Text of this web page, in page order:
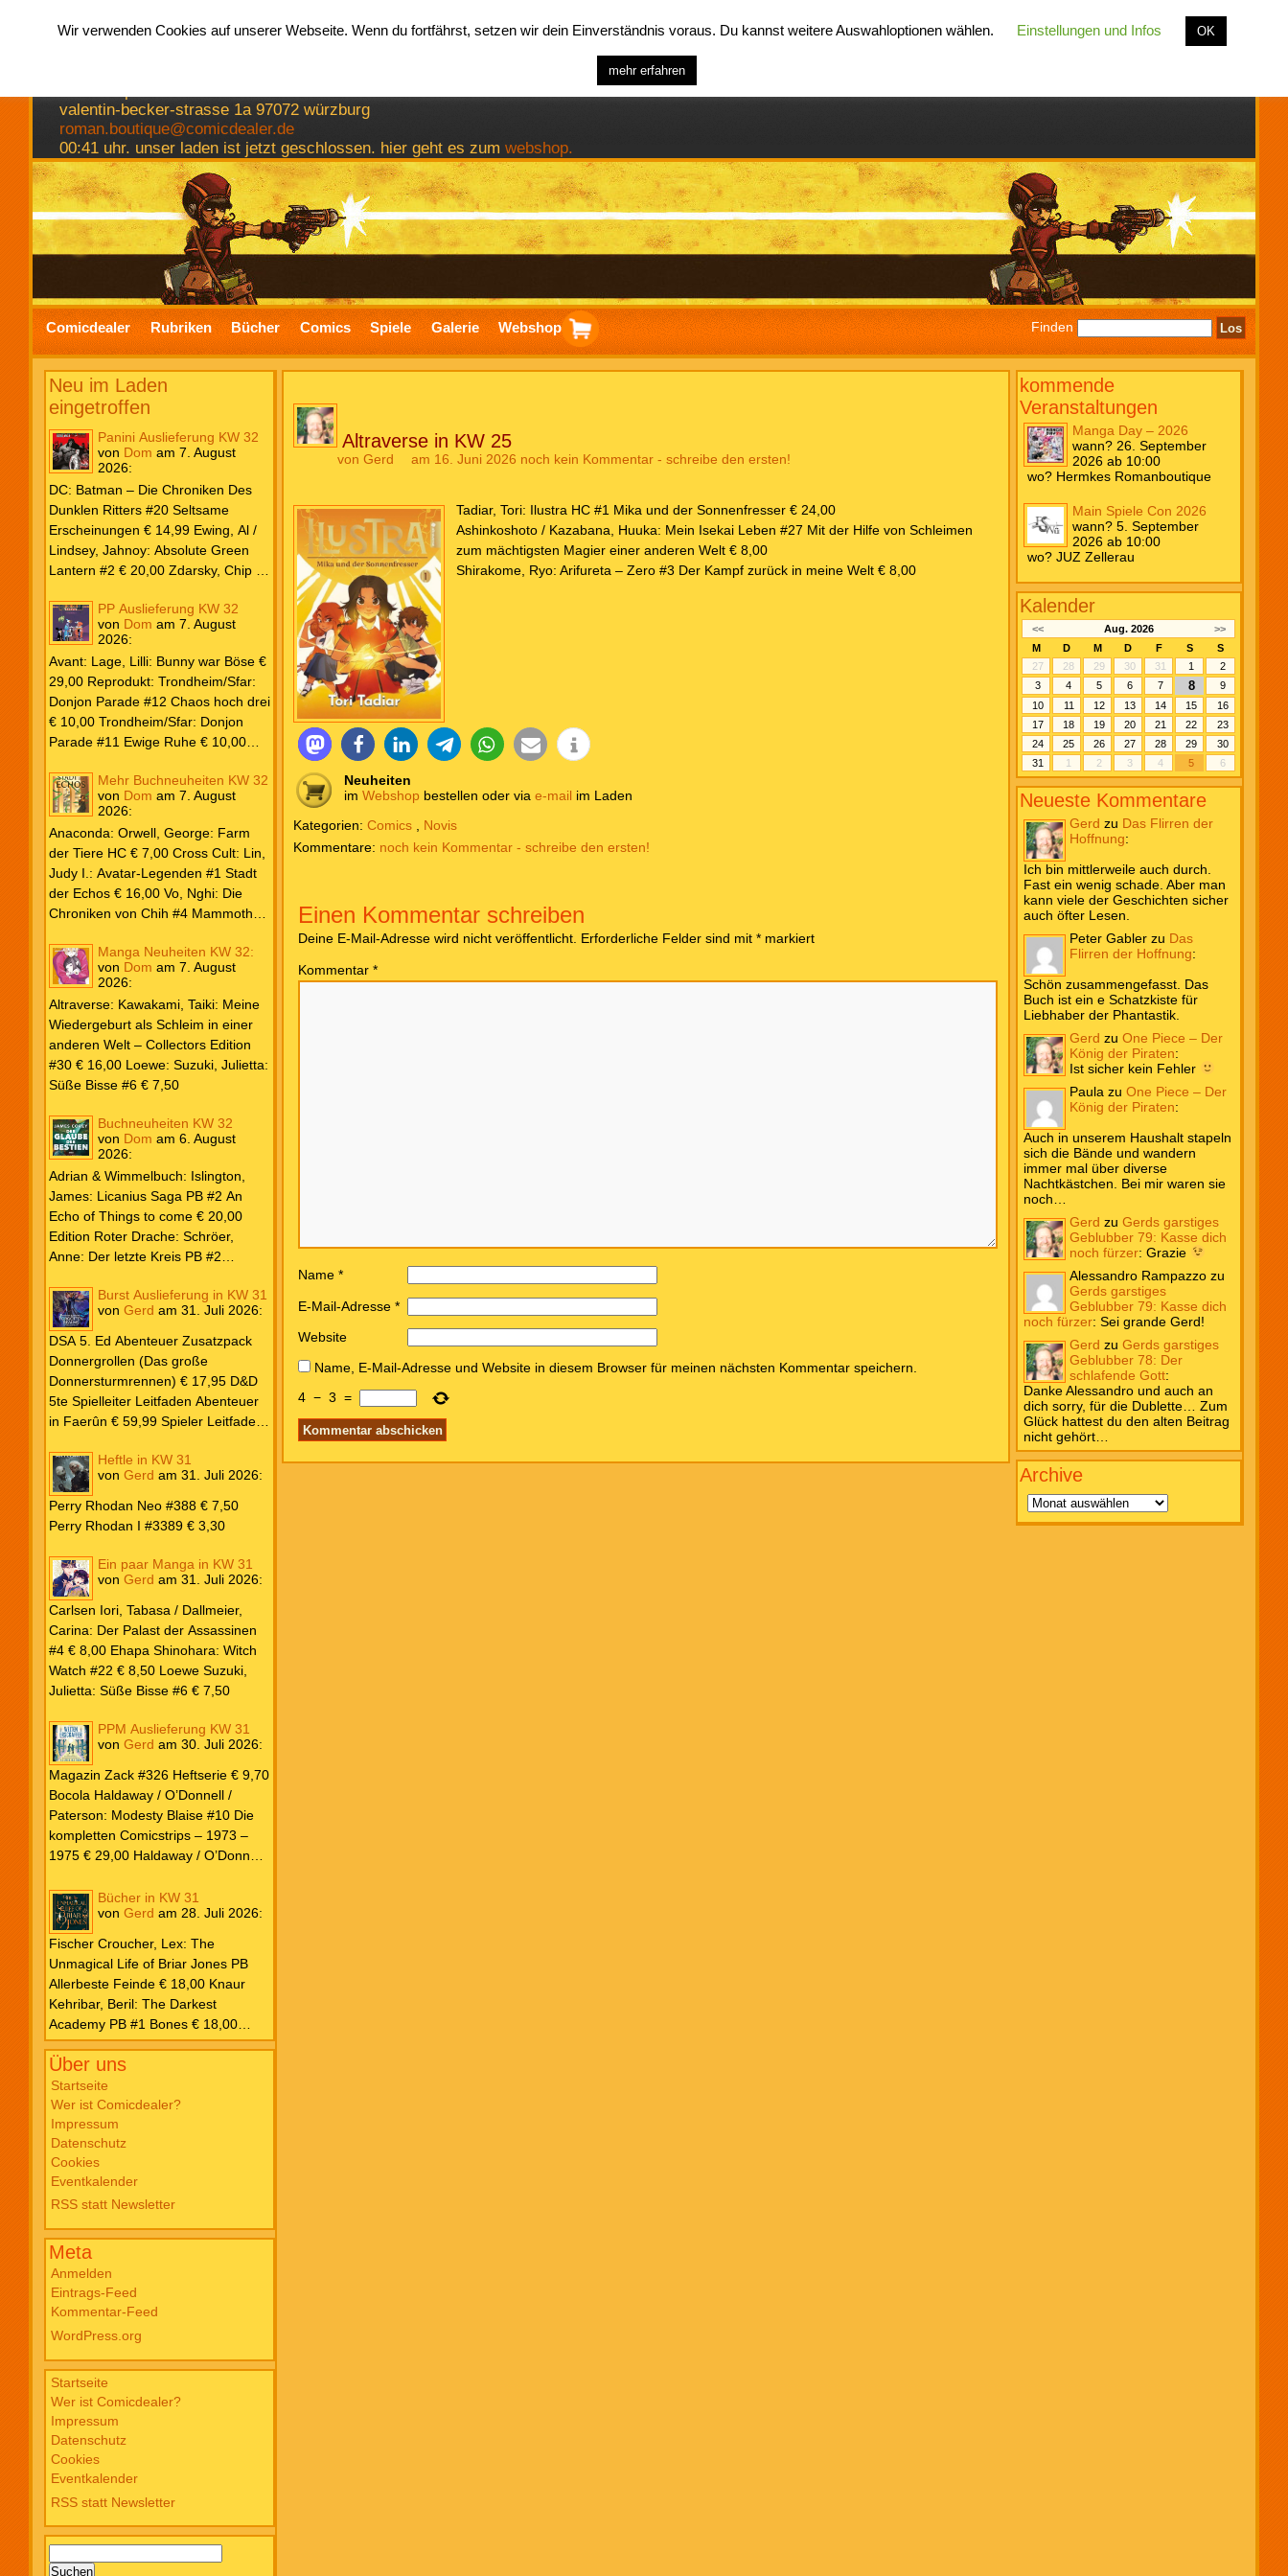
valentin-becker-strasse 1a 97072 würzburg
roman.boutique@comicdealer.de
00:41 uhr. unser laden ist jetzt geschlossen. hier geht es zum webshop.
Comicdealer Rubriken Bücher Comics Spiele Galerie Webshop Finden
Neu im Laden
eingetroffen
Panini Auslieferung KW 32
von Dom am 7. August
2026:
DC: Batman – Die Chroniken Des
Dunklen Ritters #20 Seltsame
Erscheinungen € 14,99 Ewing, Al /
Lindsey, Jahnoy: Absolute Green
Lantern #2 € 20,00 Zdarsky, Chip /
Paperback #4 € 35,00 Watters, Dan;
Soy, Dexter: Nightwing 2024 #7 €
Rafa: Absolute Superman #5 € 9,99
Marvel: Marvel Origins Collection
HC #74 Daredevil 7 € 14,99 Ewing,
Al / Gomez, Carlos: Venom (2025)
#3 € 20,00 Andrews, Kaare /
Guggenheim, Marc: Spider-Man &
Wolverine #3 € 9,99 North, Ryan /
Carratu, Vincenzo: Hulk macht alles
kaputt! € 16,00 Ewing, Al / Walker,
Kevin / Various: Marvel – Schwarz
Weiß & Blut #8 … und Gedärme €
26,00 Buscema, Sal / Dematteis, J.
M.: Spektakuläre Spider-Man – Die
#31 € 5,99 Spider-Man 2025 #9
Angriff der Aliens € 7,99
PP Auslieferung KW 32
von Dom am 7. August
2026:
Avant: Lage, Lilli: Bunny war Böse €
29,00 Reprodukt: Trondheim/Sfar:
Donjon Parade #12 Chaos hoch drei
€ 10,00 Trondheim/Sfar: Donjon
Parade #11 Ewige Ruhe € 10,00
Neuedition € 35,00 Zauberstern
Comics: Ben’s Bande #4 Aug 2026
Mehr Buchneuheiten KW 32
von Dom am 7. August
2026:
Anaconda: Orwell, George: Farm
der Tiere HC € 7,00 Cross Cult: Lin,
Judy I.: Avatar-Legenden #1 Stadt
der Echos € 16,00 Vo, Nghi: Die
Chroniken von Chih #4 Mammoths
Drache: Schröer, Anne: Der letzte
Kreis PB #2 Erwachen € 18,00
Dragonblood Academy HC #2 …to
kill a Monster € 25,00 Heyne: Bähr,
Emily: Tainted Vows – Gods of New
Olympia PB € 17,00 Kim, Sophie:
Fate’s Thread-Reihe PB #2 Der Gott
und der Geist € 17,00 Vonnegut,
Kurt: Katzenwiege PB € 17,00
Corey, James: The Captive’s War
HC #2 Der Glaube der Bestien €
24,00 Piper: Yang, Neon: Die letzte
Tochter der Drachen PB € 18,00
Manga Neuheiten KW 32:
von Dom am 7. August
2026:
Altraverse: Kawakami, Taiki: Meine
Wiedergeburt als Schleim in einer
anderen Welt – Collectors Edition
#30 € 16,00 Loewe: Suzuki, Julietta:
Süße Bisse #6 € 7,50
Buchneuheiten KW 32
von Dom am 6. August
2026:
Adrian & Wimmelbuch: Islington,
James: Licanius Saga PB #2 An
Echo of Things to come € 20,00
Edition Roter Drache: Schröer,
Anne: Der letzte Kreis PB #2
Frank: Der Pandora-Zyklus PB #1
Die Reise nach Pandora € 16,00
Corey, James: The Captive’s War
HC #2 Der Glaube der Bestien €
24,00 Loewe: Suzuki, Julietta: Süße
Bisse #6 € 7,50
Burst Auslieferung in KW 31
von Gerd am 31. Juli 2026:
DSA 5. Ed Abenteuer Zusatzpack
Donnergrollen (Das große
Donnersturmrennen) € 17,95 D&D
5te Spielleiter Leitfaden Abenteuer
in Faerûn € 59,99 Spieler Leitfaden
Heftle in KW 31
von Gerd am 31. Juli 2026:
Perry Rhodan Neo #388 € 7,50
Perry Rhodan I #3389 € 3,30
Ein paar Manga in KW 31
von Gerd am 31. Juli 2026:
Carlsen Iori, Tabasa / Dallmeier,
Carina: Der Palast der Assassinen
#4 € 8,00 Ehapa Shinohara: Witch
Watch #22 € 8,50 Loewe Suzuki,
Julietta: Süße Bisse #6 € 7,50
PPM Auslieferung KW 31
von Gerd am 30. Juli 2026:
Magazin Zack #326 Heftserie € 9,70
Bocola Haldaway / O’Donnell /
Paterson: Modesty Blaise #10 Die
kompletten Comicstrips – 1973 –
1975 € 29,00 Haldaway / O’Donnell
kompletten Comicstrips – 1972 –
1973 € 29,00 Knesebeck Hendrix,
John: Die Weltenerschaffer Die
fantastische Freundschaft von C.S.
Lewis & J.R.R. Tolkien € 30,00
Weissblech Luba Wolfsschwanz #22
€ 4,90 Horror Schocker #81 € 4,90
Bücher in KW 31
von Gerd am 28. Juli 2026:
Fischer Croucher, Lex: The
Unmagical Life of Briar Jones PB
Allerbeste Feinde € 18,00 Knaur
Kehribar, Beril: The Darkest
Academy PB #1 Bones € 18,00
Lübbe Odette, Tessonja: Fair Isle
Trilogie PB #3 To Spark a Fae War €
18,00 Bramble Hardcover Priest: Lie
Huo Jiao Chou HC #1 Drowning
Sorrows in Raging Fire € 25,00
Carlsen Davon, Isla: Blackened
Blade PB #3 Of Blackened Blood €
18,00
Über uns
Startseite
Wer ist Comicdealer?
Impressum
Datenschutz
Cookies
Eventkalender
RSS statt Newsletter
Meta
Anmelden
Eintrags-Feed
Kommentar-Feed
WordPress.org
Startseite
Wer ist Comicdealer?
Impressum
Datenschutz
Cookies
Eventkalender
RSS statt Newsletter
nach:
Altraverse in KW 25
vonGerd am 16. Juni 2026 noch kein Kommentar - schreibe den ersten!
Tadiar, Tori: Ilustra HC #1 Mika und der Sonnenfresser € 24,00
Ashinkoshoto / Kazabana, Huuka: Mein Isekai Leben #27 Mit der Hilfe von Schleimen
zum mächtigsten Magier einer anderen Welt € 8,00
Shirakome, Ryo: Arifureta – Zero #3 Der Kampf zurück in meine Welt € 8,00
Neuheiten
imWebshop bestellen oder viae-mail im Laden
Kategorien:Comics , Novis
noch kein Kommentar - schreibe den ersten!
Einen Kommentar schreiben
Deine E-Mail-Adresse wird nicht veröffentlicht. Erforderliche Felder sind mit* markiert
Kommentar*
Name*
E-Mail-Adresse*
Website
Name, E-Mail-Adresse und Website in diesem Browser für meinen nächsten Kommentar speichern.
4 − 3 =
kommende
Veranstaltungen
Manga Day – 2026
wann? 26. September
2026 ab 10:00
wo? Hermkes Romanboutique
Main Spiele Con 2026
wann? 5. September
2026 ab 10:00
wo? JUZ Zellerau
Kalender
<< Aug. 2026
>>
M
D M D F S
S
27
28 29 30 31 1
2
3
4 5 6 7 8
9
10
11 12 13 14 15
16
17
18 19 20 21 22
23
24
25 26 27 28 29
30
31
1 2 3 4 5 6
Neueste Kommentare
Gerd zu Das Flirren der
Hoffnung:
Ich bin mittlerweile auch durch.
Fast ein wenig schade. Aber man
kann viele der Geschichten sicher
auch öfter Lesen.
Peter Gabler zu Das
Flirren der Hoffnung:
Schön zusammengefasst. Das
Buch ist ein e Schatzkiste für
Liebhaber der Phantastik.
Gerd zuOne Piece – Der
König der Piraten:
Ist sicher kein Fehler
Paula zuOne Piece – Der
König der Piraten:
Auch in unserem Haushalt stapeln
sich die Bände und wandern
immer mal über diverse
Nachtkästchen. Bei mir waren sie
noch…
Gerd zuGerds garstiges
Geblubber 79: Kasse dich
noch fürzer:Grazie
Alessandro Rampazzo zu
Gerds garstiges
Geblubber 79: Kasse dich
noch fürzer:Sei grande Gerd!
Gerd zuGerds garstiges
Geblubber 78: Der
schlafende Gott:
Danke Alessandro und auch an
dich sorry, für die Dublette… Zum
Glück hattest du den alten Beitrag
nicht gehört…
Archive
Wir verwenden Cookies auf unserer Webseite. Wenn du fortfährst, setzen wir dein Einverständnis voraus. Du kannst weitere Auswahloptionen wählen. Einstellungen und Infos OK
mehr erfahren